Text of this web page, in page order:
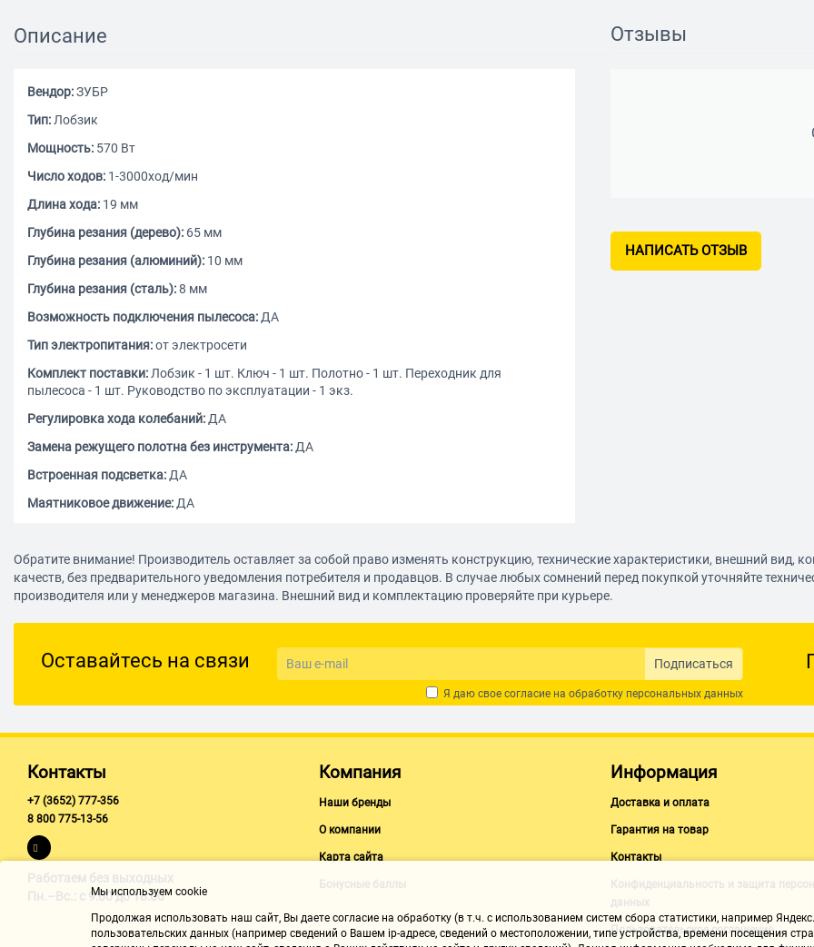
Описание
Вендор:ЗУБР
Тип: Лобзик
Мощность: 570 Вт
Число ходов: 1-3000ход/мин
Длина хода: 19 мм
Глубина резания (дерево): 65 мм
Глубина резания (алюминий): 10 мм
Глубина резания (сталь):8 мм
Возможность подключения пылесоса: ДА
Тип электропитания:от электросети
Комплект поставки: Лобзик - 1 шт. Ключ - 1 шт. Полотно - 1 шт. Переходник для
пылесоса - 1 шт. Руководство по эксплуатации - 1 экз.
Регулировка хода колебаний: ДА
Замена режущего полотна без инструмента: ДА
Встроенная подсветка: ДА
Маятниковое движение: ДА
Особенности:Удобный и функциональный инструмент в обновленном дизайне для всех
видов пиления различных материалов. Улучшенная конструкция (мягкое покрытие
рукоятки, подсветка, быстрозажимной патрон) делают его еще более комфортным и
Отзывы
НАПИСАТЬ ОТЗЫВ
Обратите внимание! Производитель оставляет за собой право изменять конструкцию, технические характеристики, внешний вид,
качеств, без предварительного уведомления потребителя и продавцов. В случае любых сомнений перед покупкой уточняйте
производителя или у менеджеров магазина. Внешний вид и комплектацию проверяйте при курьере.
Оставайтесь на связи Подписаться
Я даю свое согласие на обработку персональных данных
Контакты
+7 (3652) 777-356
8 800 775-13-56
Работаем без выходных
Пн.–Вс.: с 9:00 до 18:00
Компания
Наши бренды
О компании
Карта сайта
Бонусные баллы
Информация
Доставка и оплата
Гарантия на товар
Контакты
Конфиденциальность и защита
данных
Пользовательское соглашение
Мы используем cookie
Продолжая использовать наш cайт, Вы даете согласие на обработку (в т.ч. с использованием систем сбора статистики, например
пользовательских данных (например сведений о Вашем ip-адресе, сведений о местоположении, типе устройства, времени посещения